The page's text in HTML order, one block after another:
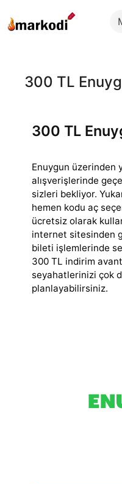
geç
300 TL
300 TL
Enuygun üzerinden
alışverişlerinde
sizleri bekliyor.
hemen kodu aç
ücretsiz olarak
internet sitesinden
bileti işlemlerinde
300 TL indirim
seyahatlerinizi çok
planlayabilirsiniz.